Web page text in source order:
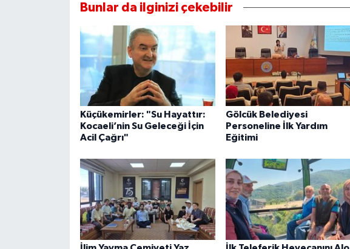
Bunlar da ilginizi çekebilir
Küçükemirler: "Su Hayattır:
Kocaeli’nin Su Geleceği İçin
Acil Çağrı"
Gölcük Belediyesi
Personeline İlk Yardım
Eğitimi